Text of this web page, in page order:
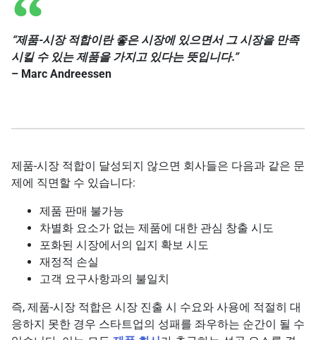
“제품-시장 적합이란 좋은 시장에 있으면서 그 시장을 만족
시킬 수 있는 제품을 가지고 있다는 뜻입니다.”
– Marc Andreessen
제품-시장 적합이 달성되지 않으면 회사들은 다음과 같은 문
제에 직면할 수 있습니다:
제품 판매 불가능
차별화 요소가 없는 제품에 대한 관심 창출 시도
포화된 시장에서의 입지 확보 시도
재정적 손실
고객 요구사항과의 불일치
즉, 제품-시장 적합은 시장 진출 시 수요와 사용에 적절히 대
응하지 못한 경우 스타트업의 성패를 좌우하는 순간이 될 수